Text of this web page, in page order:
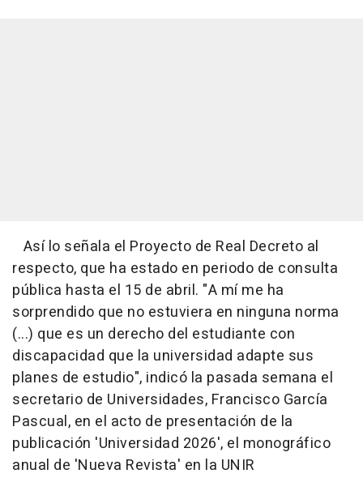
Así lo señala el Proyecto de Real Decreto al
respecto, que ha estado en periodo de consulta
pública hasta el 15 de abril. "A mí me ha
sorprendido que no estuviera en ninguna norma
(...) que es un derecho del estudiante con
discapacidad que la universidad adapte sus
planes de estudio", indicó la pasada semana el
secretario de Universidades, Francisco García
Pascual, en el acto de presentación de la
publicación 'Universidad 2026', el monográfico
anual de 'Nueva Revista' en la UNIR